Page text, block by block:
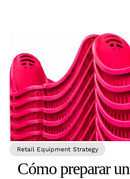
Retail Equipment Strategy
Cómo preparar